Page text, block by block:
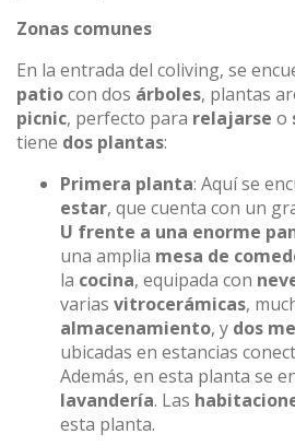
Zonas comunes
En la entrada del coliving, se
patiocon dos árboles, plantas
picnic, perfecto para relajarse o
tiene dos plantas:
Primera planta: Aquí se
estar, que cuenta con un
U frente a una enorme
una amplia mesa de
la cocina, equipada con
varias vitrocerámicas,
almacenamiento, y dos
ubicadas en estancias
Además, en esta planta se
lavandería. Las
esta planta.